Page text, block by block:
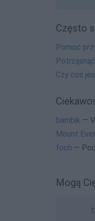
Często
Pomoc
Czy coś
bambik —
Mount
foch —
Mogą